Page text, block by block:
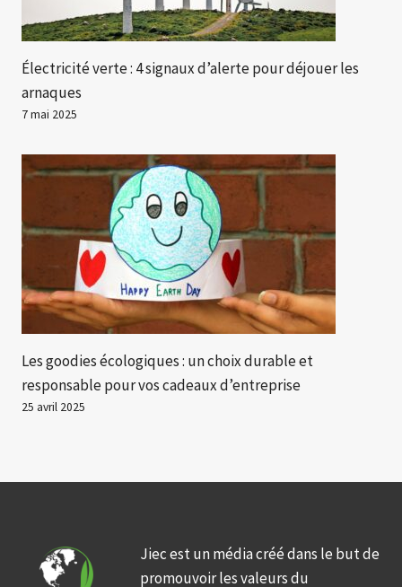
Électricité verte : 4 signaux d’alerte pour déjouer les
arnaques
7 mai 2025
Les goodies écologiques : un choix durable et
responsable pour vos cadeaux d’entreprise
25 avril 2025
Jiec est un média créé dans le but de
promouvoir les valeurs du